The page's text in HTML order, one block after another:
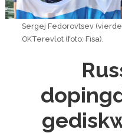
Sergej Fedorovtsev
OKTerevlot (foto: Fisa).